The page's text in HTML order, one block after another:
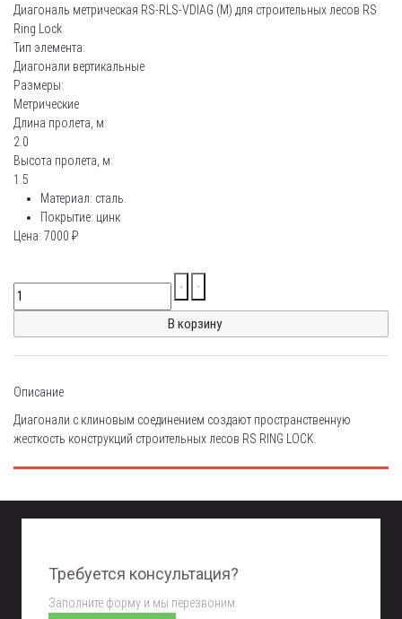
Диагональ метрическая RS-RLS-VDIAG (M) для строительных лесов RS
Ring Lock
Тип элемента:
Диагонали вертикальные
Размеры:
Метрические
Длина пролета, м:
2.0
Высота пролета, м:
1.5
Материал: сталь.
Покрытие: цинк
Цена: 7000 ₽
Описание
Диагонали с клиновым соединением создают пространственную
жесткость конструкций строительных лесов RS RING LOCK.
Требуется консультация?
Заполните форму и мы перезвоним.